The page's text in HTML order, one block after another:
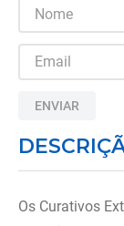
ENVIAR
Os Curativos
munique
7º
muleta
almofadas
tipoia
10
colete putti